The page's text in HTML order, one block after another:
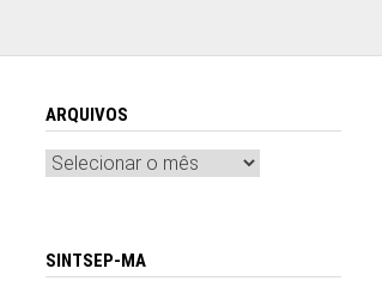
ARQUIVOS
Arquivos
SINTSEP-MA